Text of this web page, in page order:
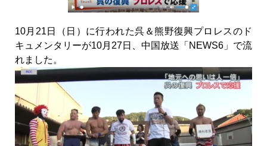
10月21日（日）に行われた呉＆熊野復興プロレスのド
キュメンタリーが10月27日、中国放送「NEWS6」で流
れました。